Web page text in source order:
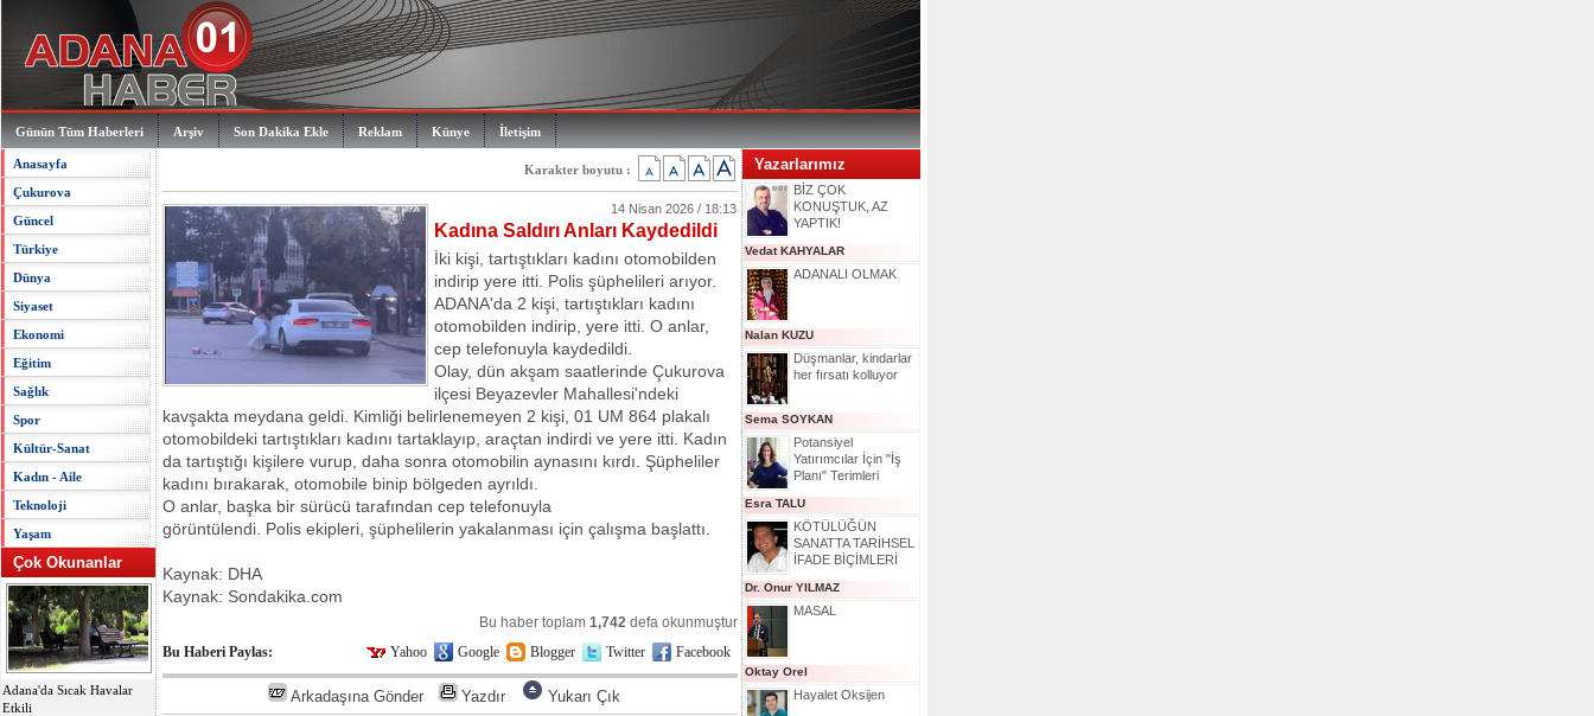
Günün Tüm Haberleri Arşiv Son Dakika Ekle Reklam Künye İletişim
Anasayfa
Çukurova
Güncel
Türkiye
Dünya
Siyaset
Ekonomi
Eğitim
Sağlık
Spor
Kültür-Sanat
Kadın - Aile
Teknoloji
Yaşam
Çok Okunanlar
Adana'da Sıcak Havalar
Etkili
Karakter boyutu :
14 Nisan 2026 / 18:13
Kadına Saldırı Anları Kaydedildi
İki kişi, tartıştıkları kadını otomobilden
indirip yere itti. Polis şüphelileri arıyor.
ADANA'da 2 kişi, tartıştıkları kadını
otomobilden indirip, yere itti. O anlar,
cep telefonuyla kaydedildi.
Olay, dün akşam saatlerinde Çukurova
ilçesi Beyazevler Mahallesi'ndeki
kavşakta meydana geldi. Kimliği belirlenemeyen 2 kişi, 01 UM 864 plakalı
otomobildeki tartıştıkları kadını tartaklayıp, araçtan indirdi ve yere itti. Kadın
da tartıştığı kişilere vurup, daha sonra otomobilin aynasını kırdı. Şüpheliler
kadını bırakarak, otomobile binip bölgeden ayrıldı.
O anlar, başka bir sürücü tarafından cep telefonuyla
görüntülendi. Polis ekipleri, şüphelilerin yakalanması için çalışma başlattı.
Kaynak: DHA
Kaynak: Sondakika.com
Bu haber toplam 1,742 defa okunmuştur
Bu Haberi Paylas:
Yahoo Google Blogger Twitter Facebook
Arkadaşına Gönder Yazdır Yukarı Çık
Yazarlarımız
BİZ ÇOK
KONUŞTUK, AZ
YAPTIK!
Vedat KAHYALAR
ADANALI OLMAK
Nalan KUZU
Düşmanlar, kindarlar
her fırsatı kolluyor
Sema SOYKAN
Potansiyel
Yatırımcılar İçin "İş
Planı" Terimleri
Esra TALU
KÖTÜLÜĞÜN
SANATTA TARİHSEL
İFADE BİÇİMLERİ
Dr. Onur YILMAZ
MASAL
Oktay Orel
Hayalet Oksijen